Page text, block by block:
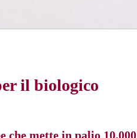
il biologico
che mette in palio 10.000